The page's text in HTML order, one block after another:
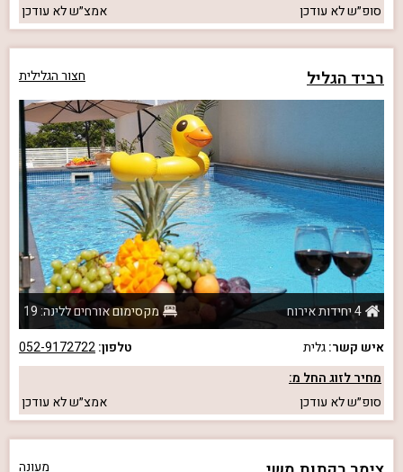
סופ״שלא עודכן אמצ״שלא עודכן
רביד הגליל חצור הגלילית
4 יחידות אירוח
מקסימום אורחים ללינה: 19
איש קשר:גלית טלפון:052-9172722
מחיר לזוג החל מ:
סופ״שלא עודכן אמצ״שלא עודכן
מעונה